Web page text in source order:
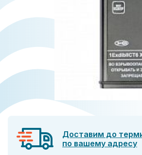
Доставим до
по вашему адресу